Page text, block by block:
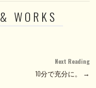
WORKS
Next Reading
10分で充分に。 →